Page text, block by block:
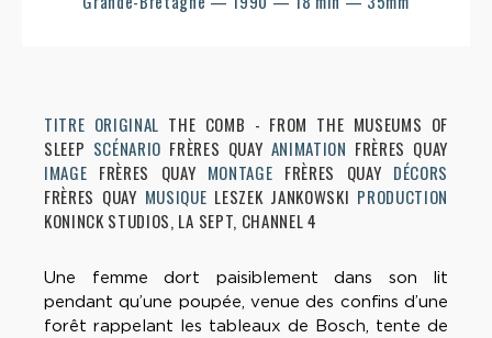
TITRE ORIGINAL THE COMB - FROM THE MUSEUMS OF
SLEEP SCÉNARIO FRÈRES QUAY ANIMATION FRÈRES QUAY
IMAGE FRÈRES QUAY MONTAGE FRÈRES QUAY DÉCORS
FRÈRES QUAY MUSIQUE LESZEK JANKOWSKI PRODUCTION
KONINCK STUDIOS, LA SEPT, CHANNEL 4
Une femme dort paisiblement dans son lit
pendant qu’une poupée, venue des confins d’une
forêt rappelant les tableaux de Bosch, tente de